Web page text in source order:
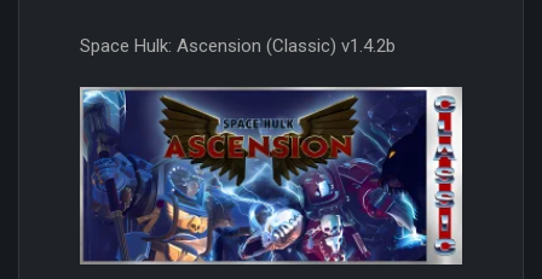
Space Hulk: Ascension (Classic) v1.4.2b